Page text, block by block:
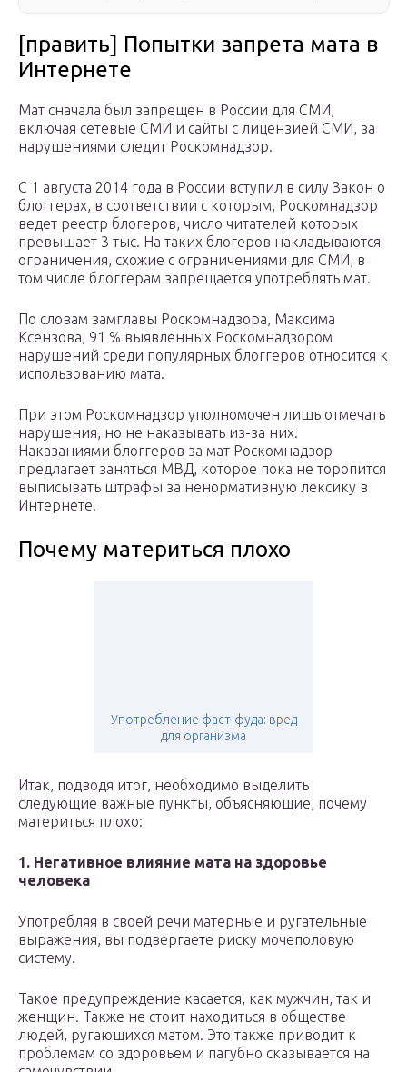
[править] Попытки запрета мата в
Интернете
Мат сначала был запрещен в России для СМИ,
включая сетевые СМИ и сайты с лицензией СМИ, за
нарушениями следит Роскомнадзор.
С 1 августа 2014 года в России вступил в силу Закон о
блоггерах, в соответствии с которым, Роскомнадзор
ведет реестр блогеров, число читателей которых
превышает 3 тыс. На таких блогеров накладываются
ограничения, схожие с ограничениями для СМИ, в
том числе блоггерам запрещается употреблять мат.
По словам замглавы Роскомнадзора, Максима
Ксензова, 91 % выявленных Роскомнадзором
нарушений среди популярных блоггеров относится к
использованию мата.
При этом Роскомнадзор уполномочен лишь отмечать
нарушения, но не наказывать из-за них.
Наказаниями блоггеров за мат Роскомнадзор
предлагает заняться МВД, которое пока не торопится
выписывать штрафы за ненормативную лексику в
Интернете.
Почему материться плохо
Употребление фаст-фуда: вред
для организма
Итак, подводя итог, необходимо выделить
следующие важные пункты, объясняющие, почему
материться плохо:
1. Негативное влияние мата на здоровье
человека
Употребляя в своей речи матерные и ругательные
выражения, вы подвергаете риску мочеполовую
систему.
Такое предупреждение касается, как мужчин, так и
женщин. Также не стоит находиться в обществе
людей, ругающихся матом. Это также приводит к
проблемам со здоровьем и пагубно сказывается на